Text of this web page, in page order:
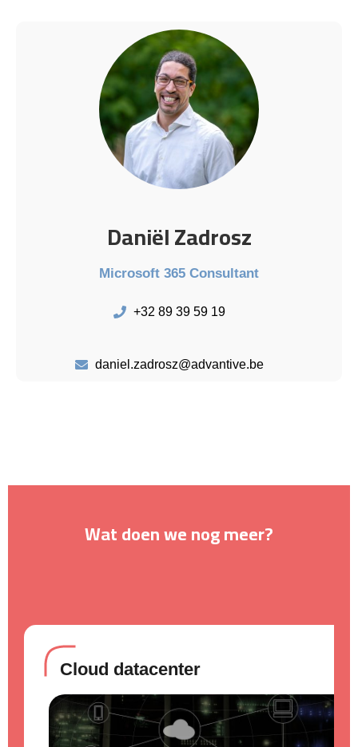
Daniël Zadrosz
Microsoft 365 Consultant
+32 89 39 59 19
daniel.zadrosz@advantive.be
Wat doen we nog meer?
Cloud datacenter